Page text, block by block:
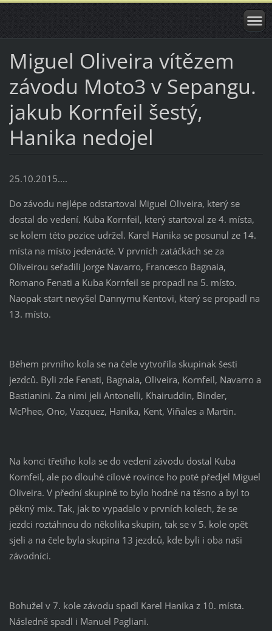
Miguel Oliveira vítězem
závodu Moto3 v Sepangu.
jakub Kornfeil šestý,
Hanika nedojel
25.10.2015....
Do závodu nejlépe odstartoval Miguel Oliveira, který se
dostal do vedení. Kuba Kornfeil, který startoval ze 4. místa,
se kolem této pozice udržel. Karel Hanika se posunul ze 14.
místa na místo jedenácté. V prvních zatáčkách se za
Oliveirou seřadili Jorge Navarro, Francesco Bagnaia,
Romano Fenati a Kuba Kornfeil se propadl na 5. místo.
Naopak start nevyšel Dannymu Kentovi, který se propadl na
13. místo.
Během prvního kola se na čele vytvořila skupinak šesti
jezdců. Byli zde Fenati, Bagnaia, Oliveira, Kornfeil, Navarro a
Bastianini. Za nimi jeli Antonelli, Khairuddin, Binder,
McPhee, Ono, Vazquez, Hanika, Kent, Viñales a Martin.
Na konci třetího kola se do vedení závodu dostal Kuba
Kornfeil, ale po dlouhé cílové rovince ho poté předjel Miguel
Oliveira. V přední skupině to bylo hodně na těsno a byl to
pěkný mix. Tak, jak to vypadalo v prvních kolech, že se
jezdci roztáhnou do několika skupin, tak se v 5. kole opět
sjeli a na čele byla skupina 13 jezdců, kde byli i oba naši
závodníci.
Bohužel v 7. kole závodu spadl Karel Hanika z 10. místa.
Následně spadl i Manuel Pagliani.